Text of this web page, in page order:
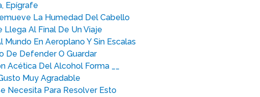
Epígrafe
La Humedad Del Cabello
Llega Al Final De Un Viaje
Mundo En Aeroplano Y Sin Escalas
De Defender O Guardar
Acética Del Alcohol Forma __
Muy Agradable
Necesita Para Resolver Esto